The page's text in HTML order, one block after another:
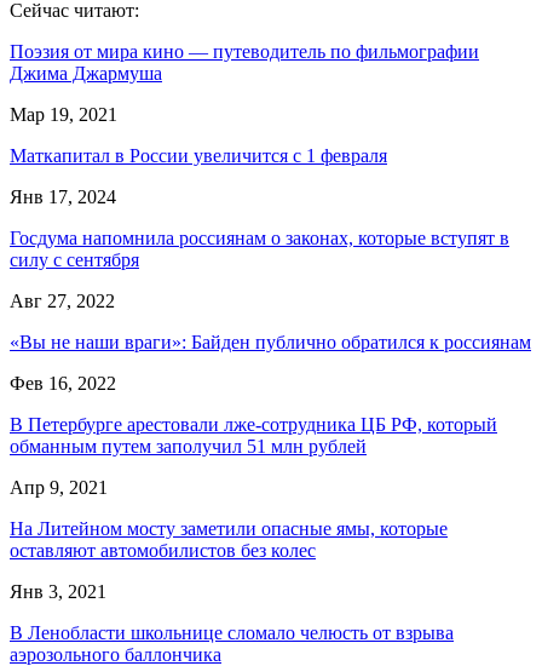
Сейчас читают:
Поэзия от мира кино — путеводитель по фильмографии
Джима Джармуша
Мар 19, 2021
Маткапитал в России увеличится с 1 февраля
Янв 17, 2024
Госдума напомнила россиянам о законах, которые вступят в
силу с сентября
Авг 27, 2022
«Вы не наши враги»: Байден публично обратился к россиянам
Фев 16, 2022
В Петербурге арестовали лже-сотрудника ЦБ РФ, который
обманным путем заполучил 51 млн рублей
Апр 9, 2021
На Литейном мосту заметили опасные ямы, которые
оставляют автомобилистов без колес
Янв 3, 2021
В Ленобласти школьнице сломало челюсть от взрыва
аэрозольного баллончика